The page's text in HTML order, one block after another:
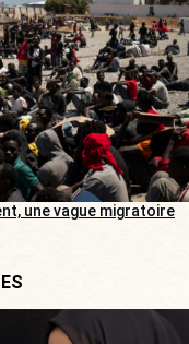
une vague migratoire